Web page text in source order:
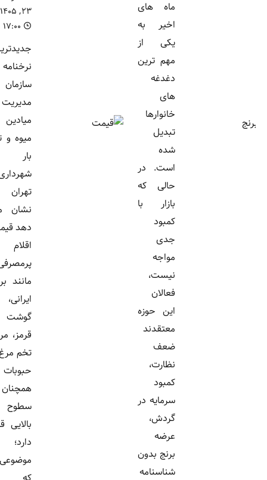
ماه های
اخیر به
یکی از
مهم ترین
دغدغه
های
خانوارها
تبدیل
شده
است. در
حالی که
بازار با
کمبود
جدی
مواجه
نیست،
فعالان
این حوزه
معتقدند
ضعف
نظارت،
کمبود
سرمایه در
گردش،
عرضه
برنج بدون
شناسنامه
جدیدترین
نرخنامه
سازمان
مدیریت
میادین
میوه و تره
شهرداری
تهران
نشان می
دهد قیمت
اقلام
پرمصرفی
مانند برنج
ایرانی،
گوشت
قرمز، مرغ،
تخم مرغ و
حبوبات
همچنان در
سطوح
بالایی قرار
دارد؛
موضوعی